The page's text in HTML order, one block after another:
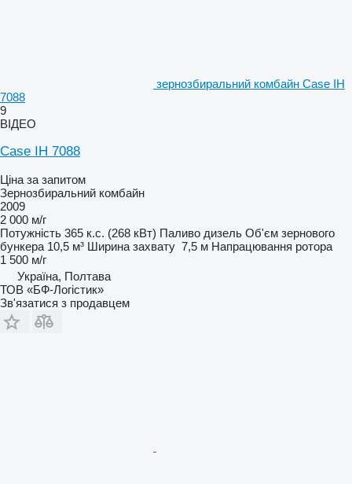
зернозбиральний комбайн Case IH
7088
9
ВІДЕО
Case IH 7088
Ціна за запитом
Зернозбиральний комбайн
2009
2 000 м/г
Потужність 365 к.с. (268 кВт) Паливо дизель Об'єм зернового
бункера 10,5 м³ Ширина захвату 7,5 м Напрацювання ротора
1 500 м/г
Україна, Полтава
ТОВ «БФ-Логістик»
Зв'язатися з продавцем